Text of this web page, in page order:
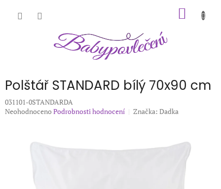
Polštář STANDARD bílý 70x90 cm
031101-0STANDARDA
Průměrné
Neohodnoceno Podrobnosti hodnocení Značka: Dadka